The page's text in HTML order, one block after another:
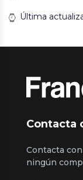
Última
Contacta
Contacta
ningún